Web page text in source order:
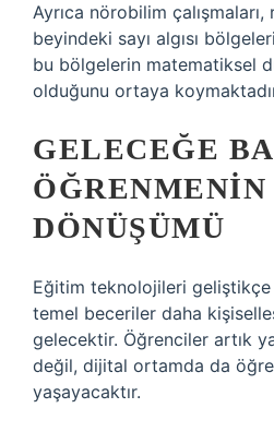
Ayrıca nörobilim çalışmaları,
beyindeki sayı algısı
bu bölgelerin matematiksel
olduğunu ortaya
GELECEĞE
ÖĞRENMENIN
DÖNÜŞÜMÜ
Eğitim teknolojileri
temel beceriler daha
gelecektir. Öğrenciler artık
değil, dijital ortamda da
yaşayacaktır.